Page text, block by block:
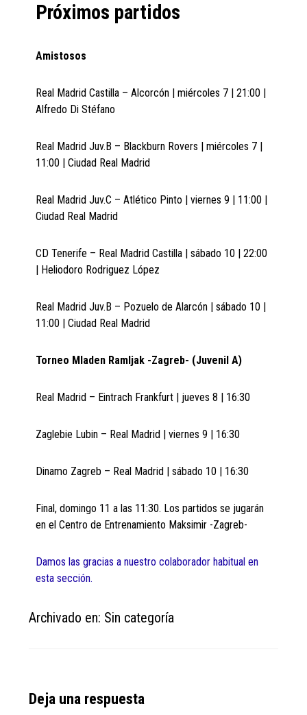
Próximos partidos
Amistosos
Real Madrid Castilla – Alcorcón | miércoles 7 | 21:00 |
Alfredo Di Stéfano
Real Madrid Juv.B – Blackburn Rovers | miércoles 7 |
11:00 | Ciudad Real Madrid
Real Madrid Juv.C – Atlético Pinto | viernes 9 | 11:00 |
Ciudad Real Madrid
CD Tenerife – Real Madrid Castilla | sábado 10 | 22:00
| Heliodoro Rodriguez López
Real Madrid Juv.B – Pozuelo de Alarcón | sábado 10 |
11:00 | Ciudad Real Madrid
Torneo Mladen Ramljak -Zagreb- (Juvenil A)
Real Madrid – Eintrach Frankfurt | jueves 8 | 16:30
Zaglebie Lubin – Real Madrid | viernes 9 | 16:30
Dinamo Zagreb – Real Madrid | sábado 10 | 16:30
Final, domingo 11 a las 11:30. Los partidos se jugarán
en el Centro de Entrenamiento Maksimir -Zagreb-
Damos las gracias a nuestro colaborador habitual en
esta sección.
Archivado en: Sin categoría
Reader
Deja una respuesta